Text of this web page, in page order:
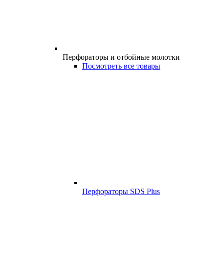
Перфораторы и отбойные молотки
Посмотреть все товары
Перфораторы SDS Plus